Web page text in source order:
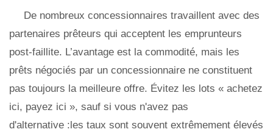
De nombreux concessionnaires travaillent avec des
partenaires prêteurs qui acceptent les emprunteurs
post-faillite. L’avantage est la commodité, mais les
prêts négociés par un concessionnaire ne constituent
pas toujours la meilleure offre. Évitez les lots « achetez
ici, payez ici », sauf si vous n'avez pas
d'alternative :les taux sont souvent extrêmement élevés